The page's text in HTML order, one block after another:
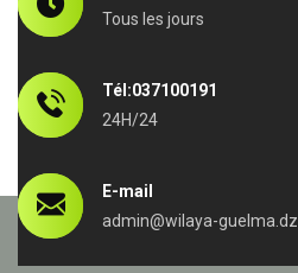
Tous les jours
Tél:037100191
24H/24
E-mail
admin@wilaya-guelma.dz